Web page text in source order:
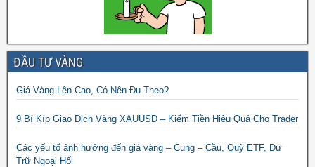
ĐẦU TƯ VÀNG
Giá Vàng Lên Cao, Có Nên Đu Theo?
9 Bí Kíp Giao Dịch Vàng XAUUSD – Kiếm Tiền Hiệu Quả Cho Trader
Các yếu tố ảnh hưởng đến giá vàng – Cung – Cầu, Quỹ ETF, Dự
Trữ Ngoại Hối